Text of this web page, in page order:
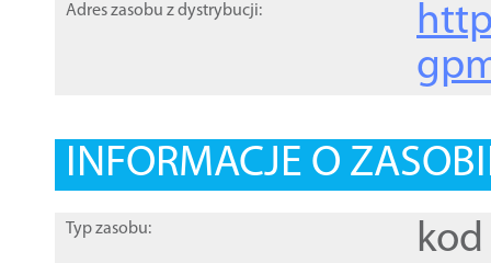
Adres zasobu z dystrybucji:
INFORMACJE O
Typ zasobu: kod